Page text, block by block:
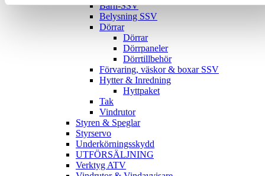
Barn-SSV
Belysning SSV
Dörrar
Dörrar
Dörrpaneler
Dörrtillbehör
Förvaring, väskor & boxar SSV
Hytter & Inredning
Hyttpaket
Tak
Vindrutor
Styren & Speglar
Styrservo
Underkörningsskydd
UTFÖRSÄLJNING
Verktyg ATV